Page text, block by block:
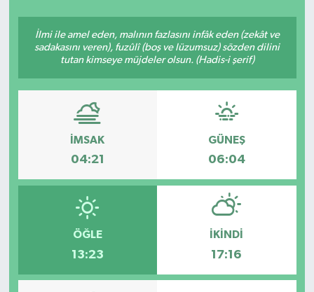
İlmi ile amel eden, malının fazlasını infâk eden (zekât ve
sadakasını veren), fuzûlî (boş ve lüzumsuz) sözden dilini
tutan kimseye müjdeler olsun. (Hadis-i şerif)
İMSAK
04:21
GÜNEŞ
06:04
ÖĞLE
13:23
İKINDI
17:16
Spor
Türkiye